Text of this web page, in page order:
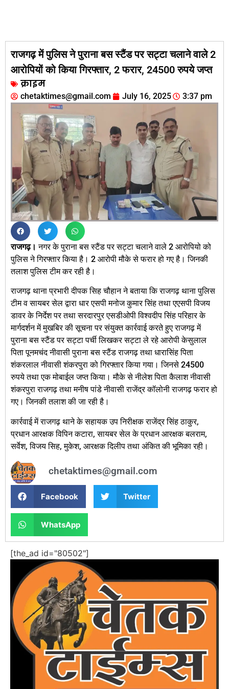
राजगढ़ में पुलिस ने पुराना बस स्टैंड पर सट्टा चलाने वाले 2
आरोपियों को किया गिरफ्तार, 2 फरार, 24500 रुपये जप्त
क्राइम
chetaktimes@gmail.com July 16, 2025 3:37 pm
राजगढ़।नगर के पुराना बस स्टैंड पर सट्टा चलाने वाले 2 आरोपियो को
पुलिस ने गिरफ्तार किया है। 2 आरोपी मौके से फरार हो गए है। जिनकी
तलाश पुलिस टीम कर रही है।
राजगढ़ थाना प्रभारी दीपक सिह चौहान ने बताया कि राजगढ़ थाना पुलिस
टीम व सायबर सेल द्वारा धार एसपी मनोज कुमार सिंह तथा एएसपी विजय
डावर के निर्देश पर तथा सरदारपुर एसडीओपी विश्वदीप सिंह परिहार के
मार्गदर्शन में मुखबिर की सूचना पर संयुक्त कार्रवाई करते हुए राजगढ़ में
पुराना बस स्टैंड पर सट्टा पर्ची लिखकर सट्टा ले रहे आरोपी केसुलाल
पिता पूनमचंद नीवासी पुराना बस स्टैंड राजगढ़ तथा धारासिंह पिता
शंकरलाल नीवासी शंकरपुरा को गिरफ्तार किया गया। जिनसे 24500
रुपये तथा एक मोबाईल जप्त किया। मौके से नीलेश पिता कैलाश नीवासी
शंकरपुरा राजगढ़ तथा मनीष पांडे नीवासी राजेंद्र कॉलोनी राजगढ़ फरार हो
गए। जिनकी तलाश की जा रही है।
कार्रवाई में राजगढ़ थाने के सहायक उप निरीक्षक राजेंद्र सिंह ठाकुर,
प्रधान आरक्षक विपिन कटारा, सायबर सेल के प्रधान आरक्षक बलराम,
सर्वेश, विजय सिह, मुकेश, आरक्षक दिलीप तथा अंकित की भूमिका रही।
chetaktimes@gmail.com
Facebook Twitter
WhatsApp
[the_ad id="80502"]